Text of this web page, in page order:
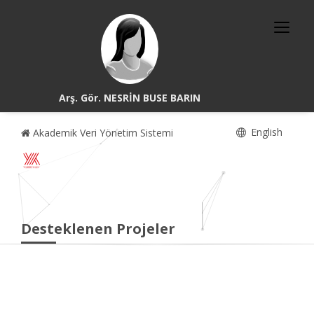
Arş. Gör. NESRİN BUSE BARIN
Akademik Veri Yönetim Sistemi English
Desteklenen Projeler